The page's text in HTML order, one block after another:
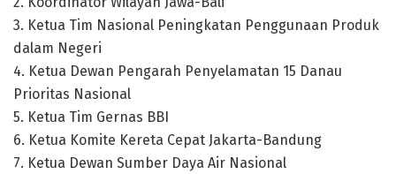
3. Ketua Tim Nasional Peningkatan Penggunaan Produk
dalam Negeri
4. Ketua Dewan Pengarah Penyelamatan 15 Danau
Prioritas Nasional
5. Ketua Tim Gernas BBI
6. Ketua Komite Kereta Cepat Jakarta-Bandung
7. Ketua Dewan Sumber Daya Air Nasional